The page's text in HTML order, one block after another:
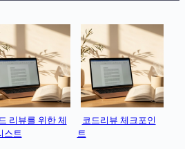
리뷰를 위한 체
스트
코드리뷰 체크포인
트